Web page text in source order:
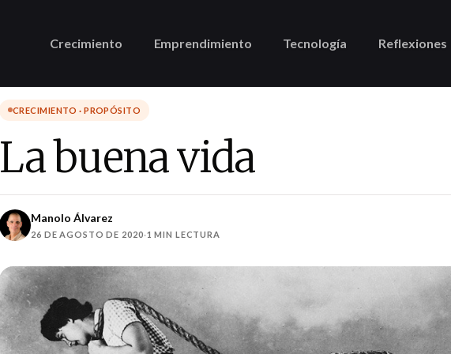
Crecimiento Emprendimiento Tecnología Reflexiones
CRECIMIENTO · PROPÓSITO
La buena vida
Manolo Álvarez
26 DE AGOSTO DE 2020·1 MIN LECTURA